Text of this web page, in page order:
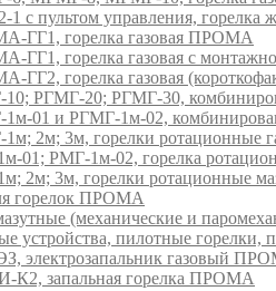
1 с пультом управления,
ГГ1, горелка газовая ПРОМА
ГГ1, горелка газовая с
ГГ2, горелка газовая
РГМГ-20; РГМГ-30,
01 и РГМГ-1м-02,
2м; 3м, горелки ротационные
01; РМГ-1м-02, горелка
2м; 3м, горелки ротационные
горелок ПРОМА
(механические и
устройства, пилотные
электрозапальник газовый
К2, запальная горелка ПРОМА